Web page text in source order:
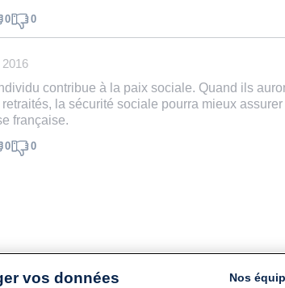
0 0
contribue à la paix sociale. Quand ils
la sécurité sociale pourra mieux
française.
0 0
vos données
Nos